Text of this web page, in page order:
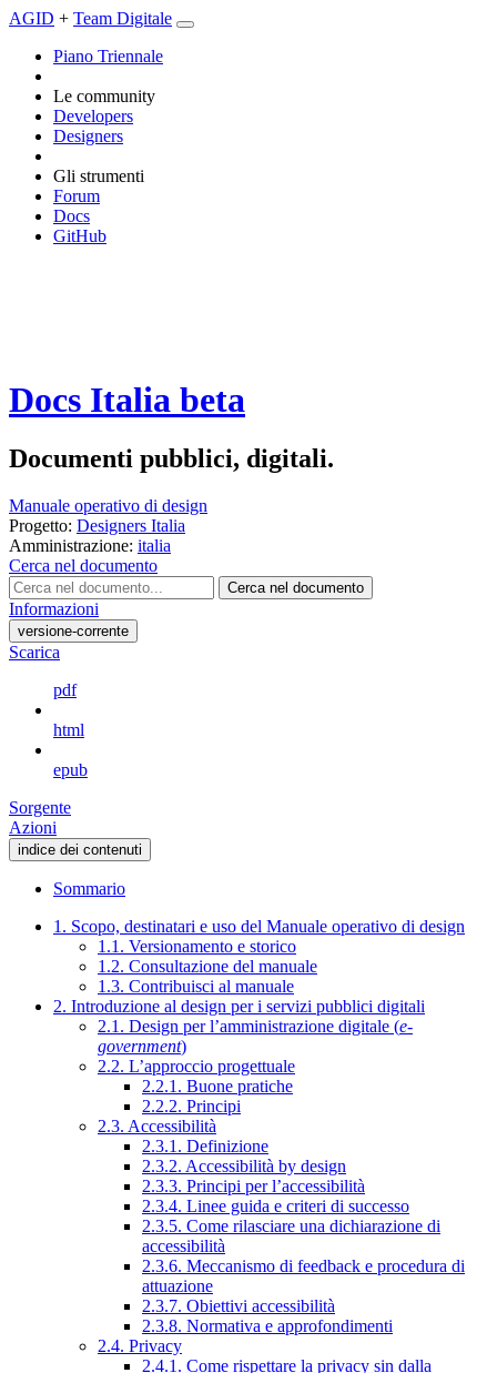
AGID + Team Digitale
Piano Triennale
Le community
Developers
Designers
Gli strumenti
Forum
Docs
GitHub
Docs Italia beta
Documenti pubblici, digitali.
Manuale operativo di design
Progetto: Designers Italia
Amministrazione: italia
Cerca nel documento
Cerca nel documento
Informazioni
versione-corrente
Scarica
pdf
html
epub
Sorgente
Azioni
indice dei contenuti
Sommario
1. Scopo, destinatari e uso del Manuale operativo di design
1.1. Versionamento e storico
1.2. Consultazione del manuale
1.3. Contribuisci al manuale
2. Introduzione al design per i servizi pubblici digitali
2.1. Design per l’amministrazione digitale (e-
government)
2.2. L’approccio progettuale
2.2.1. Buone pratiche
2.2.2. Principi
2.3. Accessibilità
2.3.1. Definizione
2.3.2. Accessibilità by design
2.3.3. Principi per l’accessibilità
2.3.4. Linee guida e criteri di successo
2.3.5. Come rilasciare una dichiarazione di
accessibilità
2.3.6. Meccanismo di feedback e procedura di
attuazione
2.3.7. Obiettivi accessibilità
2.3.8. Normativa e approfondimenti
2.4. Privacy
2.4.1. Come rispettare la privacy sin dalla